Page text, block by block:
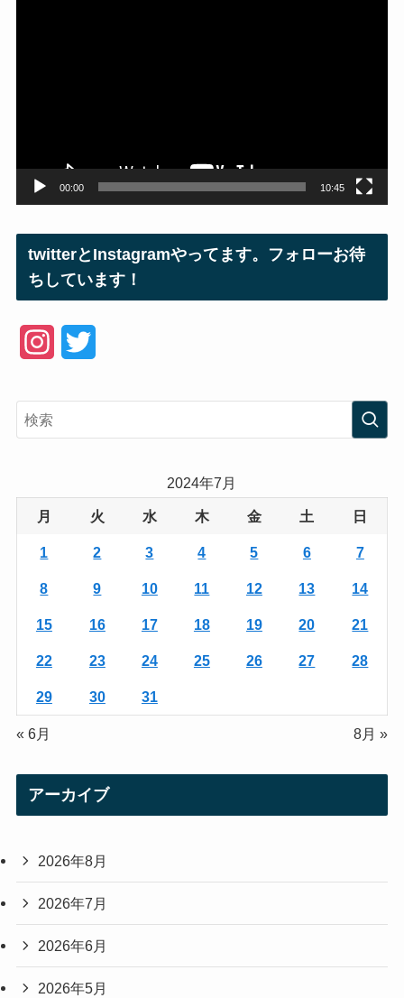
00:00 10:45
twitterとInstagramやってます。フォローお待
ちしています！
e
r
2024年7月
月 火 水 木 金 土 日
1 2 3 4 5 6 7
8 9 10 11 12 13 14
15 16 17 18 19 20 21
22 23 24 25 26 27 28
29 30 31
« 6月 8月 »
アーカイブ
2026年8月
2026年7月
2026年6月
2026年5月